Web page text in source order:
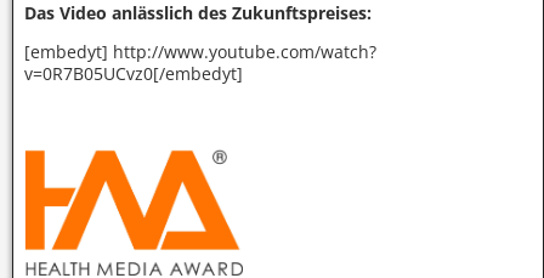
Das Video anlässlich des Zukunftspreises:
[embedyt] http://www.youtube.com/watch?
v=0R7B05UCvz0[/embedyt]